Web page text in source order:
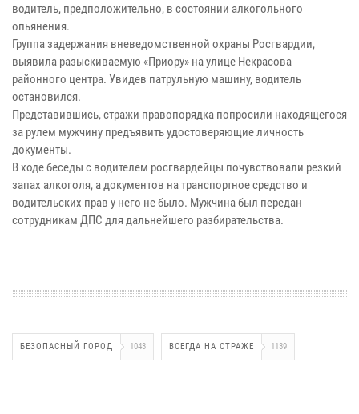
водитель, предположительно, в состоянии алкогольного
опьянения.
Группа задержания вневедомственной охраны Росгвардии,
выявила разыскиваемую «Приору» на улице Некрасова
районного центра. Увидев патрульную машину, водитель
остановился.
Представившись, стражи правопорядка попросили находящегося
за рулем мужчину предъявить удостоверяющие личность
документы.
В ходе беседы с водителем росгвардейцы почувствовали резкий
запах алкоголя, а документов на транспортное средство и
водительских прав у него не было. Мужчина был передан
сотрудникам ДПС для дальнейшего разбирательства.
БЕЗОПАСНЫЙ ГОРОД 1043 ВСЕГДА НА СТРАЖЕ 1139